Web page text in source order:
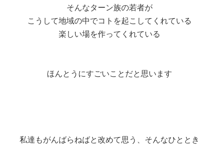
そんなターン族の若者が
こうして地域の中でコトを起こしてくれている
楽しい場を作ってくれている
ほんとうにすごいことだと思います
私達もがんばらねばと改めて思う、そんなひととき